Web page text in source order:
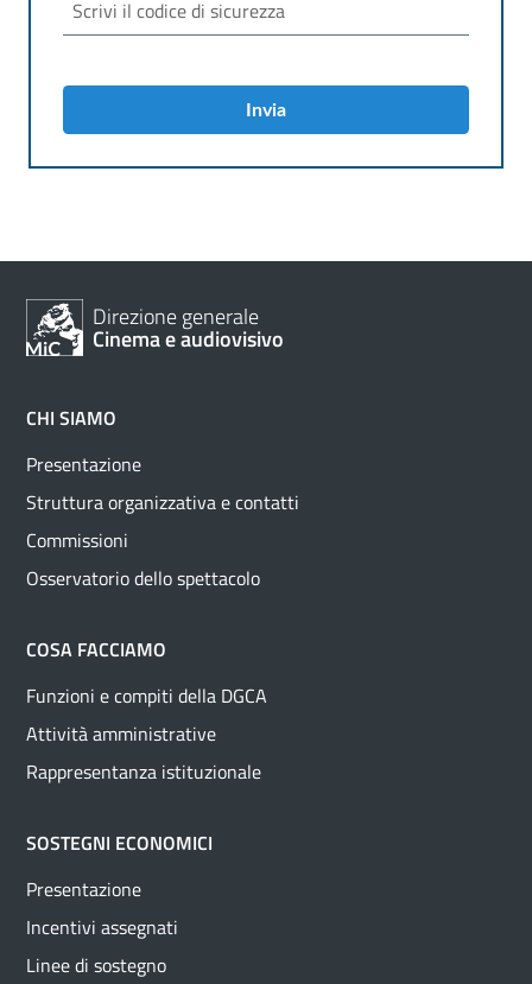
Invia
Direzione generale
Cinema e audiovisivo
CHI SIAMO
Presentazione
Struttura organizzativa e contatti
Commissioni
Osservatorio dello spettacolo
COSA FACCIAMO
Funzioni e compiti della DGCA
Attività amministrative
Rappresentanza istituzionale
SOSTEGNI ECONOMICI
Presentazione
Incentivi assegnati
Linee di sostegno